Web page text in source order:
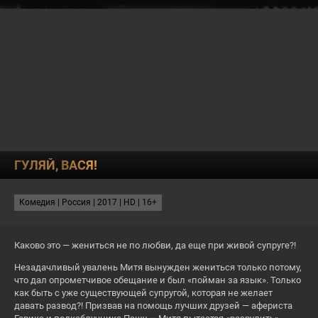
СЕГОДНЯ
СЕЙЧАС
Срочно выйду замуж
Чт
16+ 16+
ГУЛЯЙ, ВАСЯ!
Комедия | Россия | 2017 | HD | 16+
Каково это — жениться не по любви, да еще при живой супруге?!
Незадачливый увалень Митя вынужден жениться только потому,
что дал опрометчивое обещание и был «пойман за язык». Только
как быть с уже существующей супругой, которая не желает
давать развод?! Призвав на помощь лучших друзей — афериста